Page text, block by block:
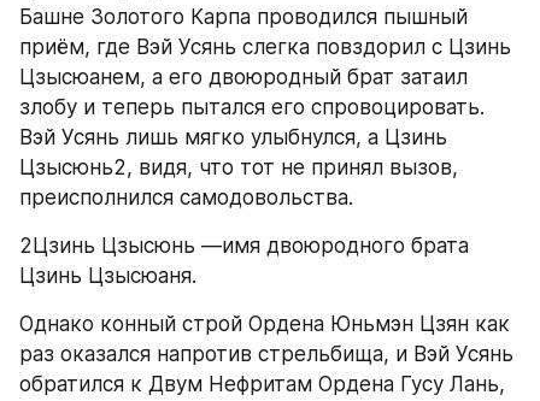
Башне Золотого Карпа проводился пышный
приём, где Вэй Усянь слегка повздорил с Цзинь
Цзысюанем, а его двоюродный брат затаил
злобу и теперь пытался его спровоцировать.
Вэй Усянь лишь мягко улыбнулся, а Цзинь
Цзысюнь2, видя, что тот не принял вызов,
преисполнился самодовольства.
2Цзинь Цзысюнь —имя двоюродного брата
Цзинь Цзысюаня.
Однако конный строй Ордена Юньмэн Цзян как
раз оказался напротив стрельбища, и Вэй Усянь
обратился к Двум Нефритам Ордена Гусу Лань,